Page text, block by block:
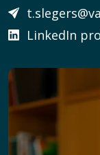
LinkedIn